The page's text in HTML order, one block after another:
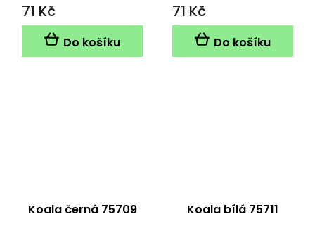
71 Kč
Do košíku
71 Kč
Do košíku
Koala černá 75709 Koala bílá 75711